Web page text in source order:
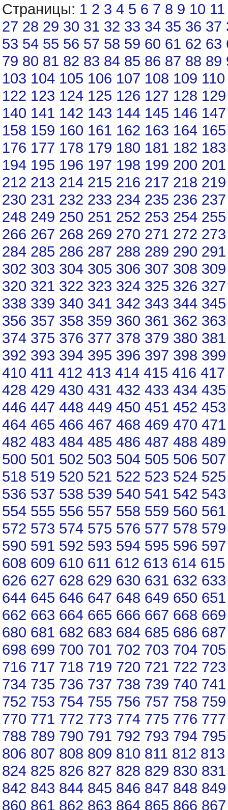
Страницы: 1 2 3 4 5 6 7 8 9 10 11
27 28 29 30 31 32 33 34 35 36 37
53 54 55 56 57 58 59 60 61 62 63
79 80 81 82 83 84 85 86 87 88 89
103 104 105 106 107 108 109 110
122 123 124 125 126 127 128 129
140 141 142 143 144 145 146 147
158 159 160 161 162 163 164 165
176 177 178 179 180 181 182 183
194 195 196 197 198 199 200 201
212 213 214 215 216 217 218 219
230 231 232 233 234 235 236 237
248 249 250 251 252 253 254 255
266 267 268 269 270 271 272 273
284 285 286 287 288 289 290 291
302 303 304 305 306 307 308 309
320 321 322 323 324 325 326 327
338 339 340 341 342 343 344 345
356 357 358 359 360 361 362 363
374 375 376 377 378 379 380 381
392 393 394 395 396 397 398 399
410 411 412 413 414 415 416 417
428 429 430 431 432 433 434 435
446 447 448 449 450 451 452 453
464 465 466 467 468 469 470 471
482 483 484 485 486 487 488 489
500 501 502 503 504 505 506 507
518 519 520 521 522 523 524 525
536 537 538 539 540 541 542 543
554 555 556 557 558 559 560 561
572 573 574 575 576 577 578 579
590 591 592 593 594 595 596 597
608 609 610 611 612 613 614 615
626 627 628 629 630 631 632 633
644 645 646 647 648 649 650 651
662 663 664 665 666 667 668 669
680 681 682 683 684 685 686 687
698 699 700 701 702 703 704 705
716 717 718 719 720 721 722 723
734 735 736 737 738 739 740 741
752 753 754 755 756 757 758 759
770 771 772 773 774 775 776 777
788 789 790 791 792 793 794 795
806 807 808 809 810 811 812 813
824 825 826 827 828 829 830 831
842 843 844 845 846 847 848 849
860 861 862 863 864 865 866 867